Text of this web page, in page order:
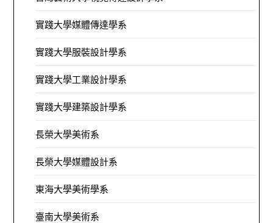
實踐大學媒體傳達學系
實踐大學服裝設計學系
實踐大學工業設計學系
實踐大學建築設計學系
長榮大學美術系
長榮大學媒體設計系
東海大學美術學系
臺南大學美術系